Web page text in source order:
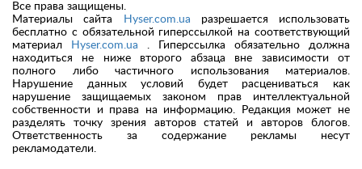
Все права защищены.
Материалы сайта
Hyser.com.ua разрешается использовать
бесплатно с обязательной гиперссылкой на соответствующий
материал
Hyser.com.ua . Гиперссылка обязательно должна
находиться не ниже второго абзаца вне зависимости от
полного либо частичного использования материалов.
Нарушение данных условий будет расцениваться как
нарушение защищаемых законом прав интеллектуальной
собственности и права на информацию. Редакция может не
разделять точку зрения авторов статей и авторов блогов.
Ответственность за содержание рекламы несут
рекламодатели.